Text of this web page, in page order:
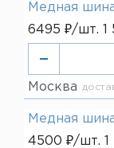
Медная
6495 ₽/шт. 1
Москва
Медная
4500 ₽/шт. 1